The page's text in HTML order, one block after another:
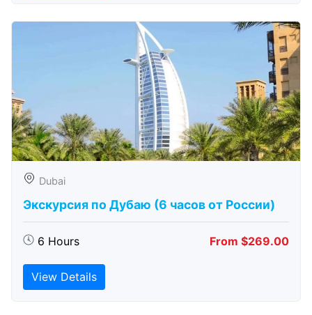
Dubai
Экскурсия по Дубаю (6 часов от России)
6 Hours From $269.00
View Details